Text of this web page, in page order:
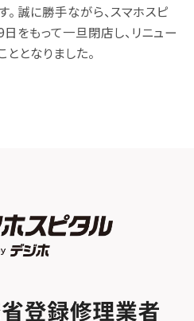
。 誠に勝手ながら、スマホスピ
をもって一旦閉店し、リニュー
となりました。